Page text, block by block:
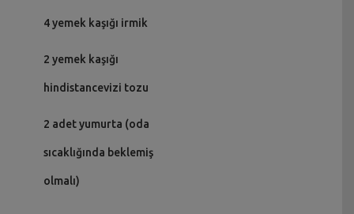
4 yemek kaşığı irmik
2 yemek kaşığı
hindistancevizi tozu
2 adet yumurta (oda
sıcaklığında beklemiş
olmalı)